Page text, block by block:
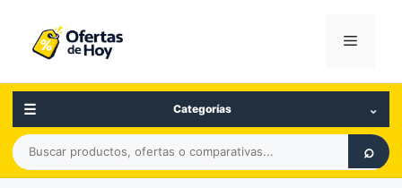
contenido
Menú
☰ Categorías ⌄
Buscar
productos,
⌕